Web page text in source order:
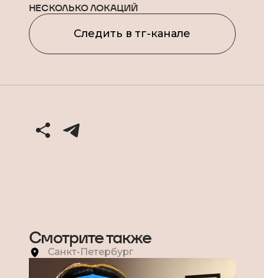
НЕСКОЛЬКО ЛОКАЦИЙ
Следить в тг-канале
Смотрите также
Санкт-Петербург